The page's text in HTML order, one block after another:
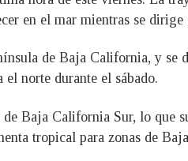
en el mar mientras se
de Baja California, y se
norte durante el sábado.
Baja California Sur, lo que
tropical para zonas de